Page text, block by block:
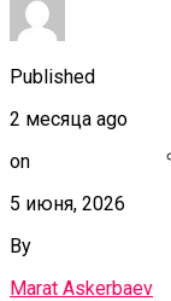
Published
2 месяца ago
on
5 июня, 2026
By
Marat Askerbaev